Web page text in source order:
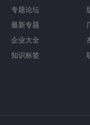
专题论坛
最新专题
企业大全
知识标签